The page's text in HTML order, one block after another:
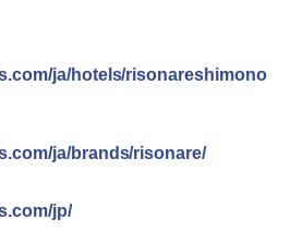
ja/hotels/risonareshimono
ja/brands/risonare/
jp/